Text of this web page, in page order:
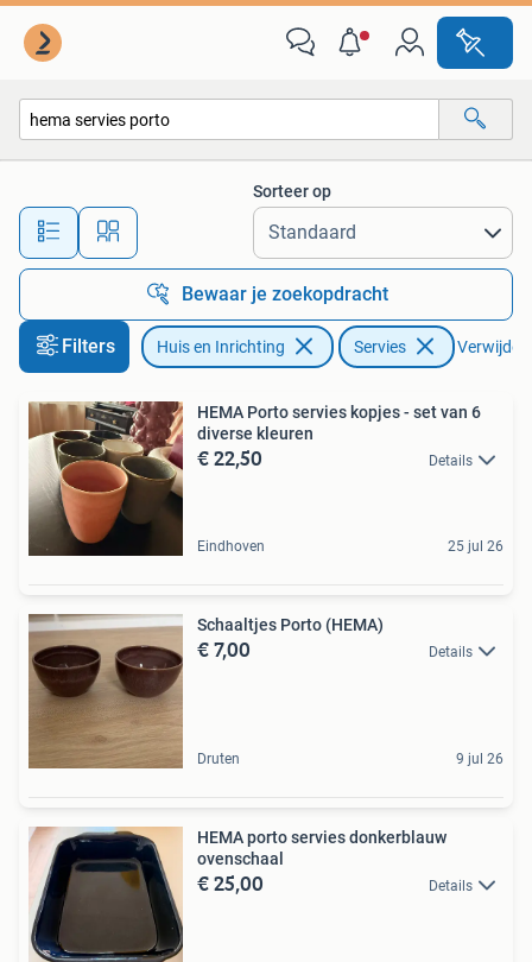
Alle afstanden…
Sorteer op
Bewaar je zoekopdracht
Filters Huis en Inrichting Servies Verwijder
HEMA Porto servies kopjes - set van 6
diverse kleuren
€ 22,50 Details
Eindhoven 25 jul 26
Schaaltjes Porto (HEMA)
€ 7,00 Details
Druten 9 jul 26
HEMA porto servies donkerblauw
ovenschaal
€ 25,00 Details